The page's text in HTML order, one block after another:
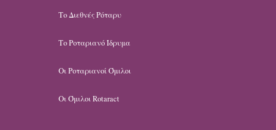
Το Διεθνές Ρόταρυ
Το Ροταριανό Ίδρυμα
Οι Ροταριανοί Όμιλοι
Οι Όμιλοι Rotaract